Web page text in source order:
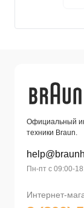
Официальный
техники Braun.
Пн-пт с 09:00-
Интернет-